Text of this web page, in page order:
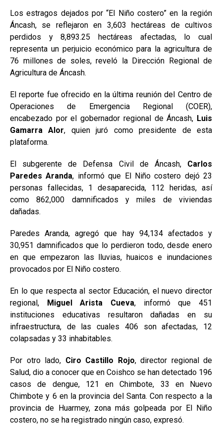
Los estragos dejados por “El Niño costero” en la región
Áncash, se reflejaron en 3,603 hectáreas de cultivos
perdidos y 8,893.25 hectáreas afectadas, lo cual
representa un perjuicio económico para la agricultura de
76 millones de soles, reveló la Dirección Regional de
Agricultura de Áncash.
El reporte fue ofrecido en la última reunión del Centro de
Operaciones de Emergencia Regional (COER),
encabezado por el gobernador regional de Áncash, Luis
Gamarra Alor, quien juró como presidente de esta
plataforma.
El subgerente de Defensa Civil de Áncash, Carlos
Paredes Aranda, informó que El Niño costero dejó 23
personas fallecidas, 1 desaparecida, 112 heridas, así
como 862,000 damnificados y miles de viviendas
dañadas.
Paredes Aranda, agregó que hay 94,134 afectados y
30,951 damnificados que lo perdieron todo, desde enero
en que empezaron las lluvias, huaicos e inundaciones
provocados por El Niño costero.
En lo que respecta al sector Educación, el nuevo director
regional, Miguel Arista Cueva, informó que 451
instituciones educativas resultaron dañadas en su
infraestructura, de las cuales 406 son afectadas, 12
colapsadas y 33 inhabitables.
Por otro lado, Ciro Castillo Rojo, director regional de
Salud, dio a conocer que en Coishco se han detectado 196
casos de dengue, 121 en Chimbote, 33 en Nuevo
Chimbote y 6 en la provincia del Santa. Con respecto a la
provincia de Huarmey, zona más golpeada por El Niño
costero, no se ha registrado ningún caso, expresó.